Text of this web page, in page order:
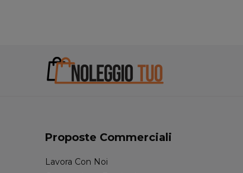
Proposte Commerciali
Lavora Con Noi